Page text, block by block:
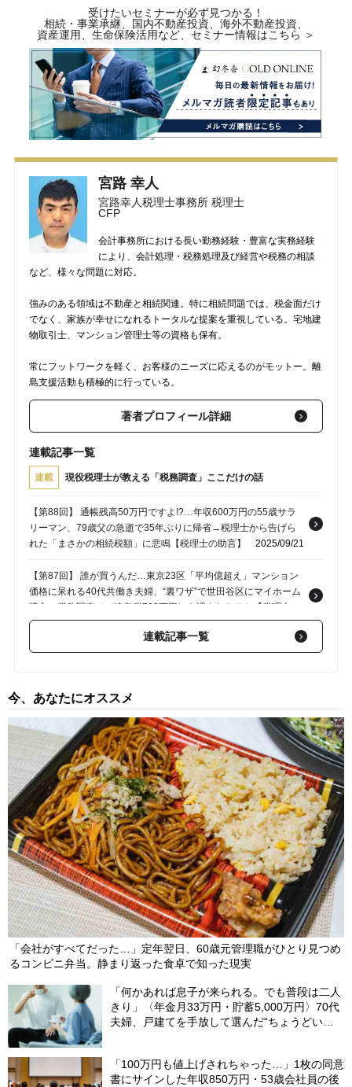
受けたいセミナーが必ず見つかる！
相続・事業承継、国内不動産投資、海外不動産投資、
資産運用、生命保険活用など、セミナー情報はこちら ＞
宮路 幸人
宮路幸人税理士事務所 税理士
CFP
会計事務所における長い勤務経験・豊富な実務経験
により、会計処理・税務処理及び経営や税務の相談
など、様々な問題に対応。
強みのある領域は不動産と相続関連。特に相続問題では、税金面だけ
でなく、家族が幸せになれるトータルな提案を重視している。宅地建
物取引士、マンション管理士等の資格も保有。
常にフットワークを軽く、お客様のニーズに応えるのがモットー。離
島支援活動も積極的に行っている。
著者プロフィール詳細
連載記事一覧
連載 現役税理士が教える「税務調査」ここだけの話
【第88回】 通帳残高50万円ですよ!?…年収600万円の55歳サラ
リーマン、79歳父の急逝で35年ぶりに帰省→税理士から告げら
れた「まさかの相続税額」に悲鳴【税理士の助言】
2025/09/21
【第87回】 誰が買うんだ…東京23区「平均億超え」マンション
価格に呆れる40代共働き夫婦、“裏ワザ”で世田谷区にマイホーム
購入→税務調査で〈追徴税700万円〉を課されたワケ【税理士の
助言】2025/09/07
【第86回】 大谷サイコー！…MLBシーズン中は毎月渡米「3年間
助言】2025/08/31
【第85回】 貸金庫？専業主婦の妻がなぜ…突然の税務調査に困
惑する「年金月16万円」「貯金800万円」の75歳男性、“妻名義
の貸金庫”に隠されていた「まさかの代物」に悲鳴【税理士の助
言】
2025/08/17
【第84回】 申し上げにくいのですが…愛する孫に5年間〈年110
万円〉を贈与した70代女性、税務調査で自信満々に「贈与契約
書」提出も〈追徴課税100万円〉のワケ【税理士の助言】
2025/08/10
連載記事一覧
今、あなたにオススメ
「会社がすべてだった…」定年翌日、60歳元管理職がひとり見つめ
るコンビニ弁当。静まり返った食卓で知った現実
「何かあれば息子が来られる。でも普段は二人
きり」〈年金月33万円・貯蓄5,000万円〉70代
夫婦、戸建てを手放して選んだ“ちょうどいい
「100万円も値上げされちゃった…」1枚の同意
書にサインした年収850万円・53歳会社員の後